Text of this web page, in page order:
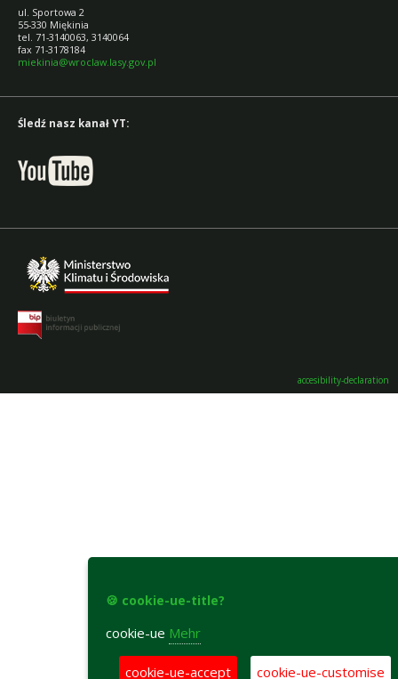
ul. Sportowa 2
55-330 Miękinia
tel. 71-3140063, 3140064
fax 71-3178184
miekinia@wroclaw.lasy.gov.pl
Śledź nasz kanał YT:
accesibility-declaration
🍪 cookie-ue-title?
cookie-ue Mehr
cookie-ue-accept cookie-ue-customise